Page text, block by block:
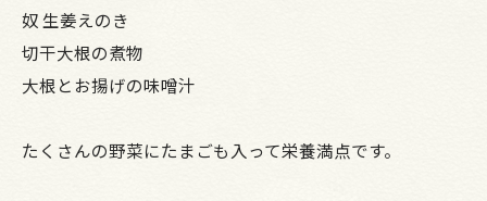
奴 生姜えのき
切干大根の煮物
大根とお揚げの味噌汁
たくさんの野菜にたまごも入って栄養満点です。